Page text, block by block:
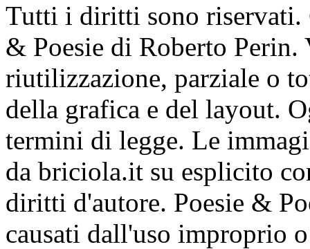
Tutti i diritti sono riservati.
& Poesie di Roberto
riutilizzazione, parziale o
della grafica e del layout.
termini di legge. Le
da briciola.it su esplicito
diritti d'autore. Poesie &
causati dall'uso improprio